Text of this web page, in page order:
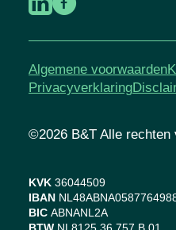
Algemene voorwaarden
Privacyverklaring
©2026 B&T Alle rechten
KVK 36044509
IBAN
BIC ABNANL2A